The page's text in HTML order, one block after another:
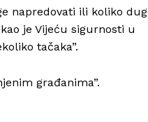
napredovati ili koliko
je Vijeću sigurnosti u
tačaka”.
građanima”.